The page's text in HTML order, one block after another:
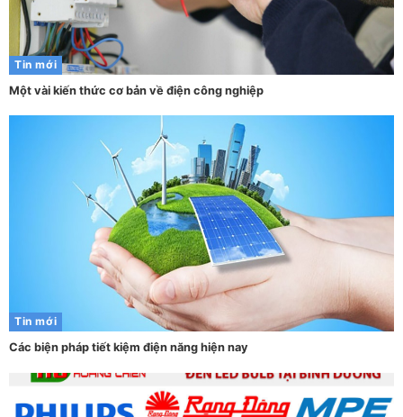
Tin mới
Một vài kiến thức cơ bản về điện công nghiệp
Tin mới
Các biện pháp tiết kiệm điện năng hiện nay